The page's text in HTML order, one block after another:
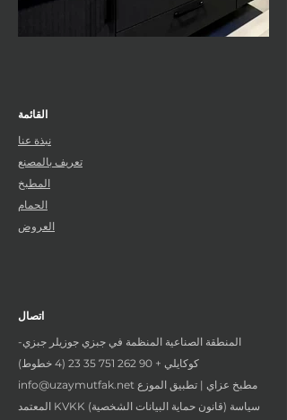
القائمة
نبذة عنا
تعريف بالمصنع
المطبخ
الحمام
العروض
اتصال
المنطقة الصناعية المنظمة في جبزي جوزيلر جبزي-
كوكايلي + 90 262 751 35 23 (4
خطوط)
info@uzaymutfak.net
المعتمد KVKK (قانون حماية البيانات الشخصية) سياسة